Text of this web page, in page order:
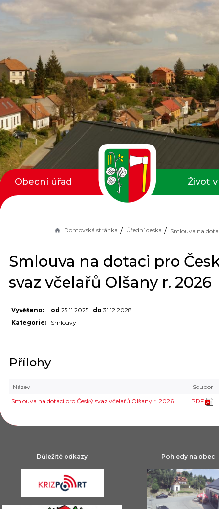
Domovská stránka Úřední deska
Smlouva na dotaci pro
svaz včelařů Olšany r. 2026
Vyvěšeno: od 25.11.2025 do 31.12.2028
Kategorie:
Smlouvy
Přílohy
Název
Soubor
Smlouva na dotaci pro Český svaz včelařů Olšany r. 2026
PDF
Obecní úřad Život
Důležité odkazy Pohledy na obec